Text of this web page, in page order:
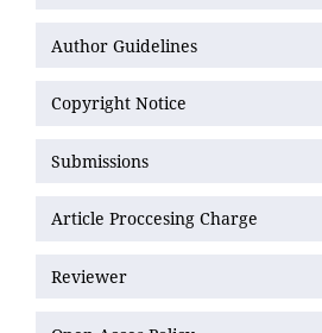
Author Guidelines
Copyright Notice
Submissions
Article Proccesing Charge
Reviewer